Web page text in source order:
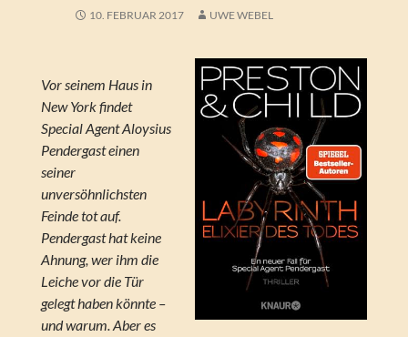
10. FEBRUAR 2017 UWE WEBEL
Vor seinem Haus in
New York findet
Special Agent Aloysius
Pendergast einen
seiner
unversöhnlichsten
Feinde tot auf.
Pendergast hat keine
Ahnung, wer ihm die
Leiche vor die Tür
gelegt haben könnte –
und warum. Aber es